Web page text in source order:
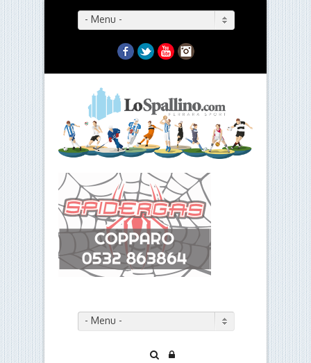
- Menu -
Facebook
TwitterYouTubeInstagram
- Menu -